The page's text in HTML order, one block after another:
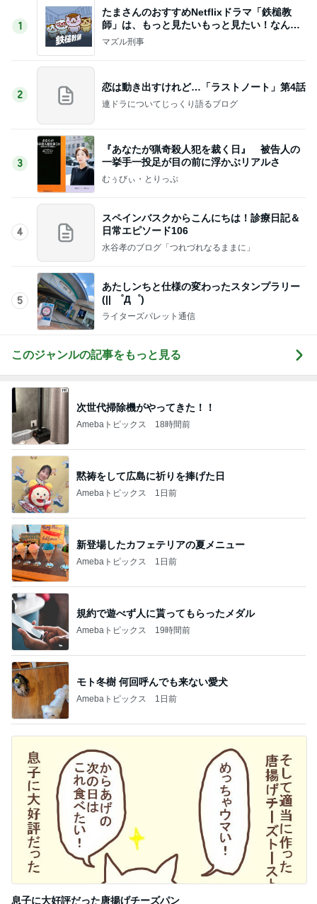
1
たまさんのおすすめNetflixドラマ「鉄槌教
師」は、もっと見たいもっと見たい！なんで1
0話完？
マズル刑事
2
恋は動き出すけれど…「ラストノート」第4話
連ドラについてじっくり語るブログ
3
『あなたが猟奇殺人犯を裁く日』 被告人の
一挙手一投足が目の前に浮かぶリアルさ
むぅびぃ・とりっぷ
4
スペインバスクからこんにちは！診療日記＆
日常エピソード106
水谷孝のブログ「つれづれなるままに」
5
あたしンちと仕様の変わったスタンプラリー
(|| ゜Д゜)
ライターズパレット通信
このジャンルの記事をもっと見る
次世代掃除機がやってきた！！
Amebaトピックス 18時間前
黙祷をして広島に祈りを捧げた日
Amebaトピックス 1日前
新登場したカフェテリアの夏メニュー
Amebaトピックス 1日前
規約で遊べず人に貰ってもらったメダル
Amebaトピックス 19時間前
モト冬樹 何回呼んでも来ない愛犬
Amebaトピックス 1日前
息子に大好評だった唐揚げチーズパン